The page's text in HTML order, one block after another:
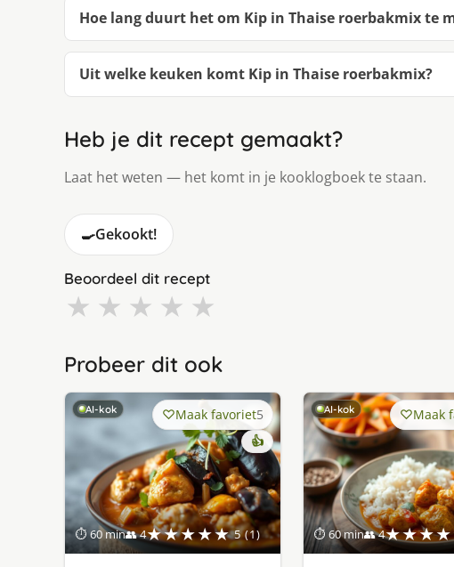
Hoe lang duurt het om Kip in Thaise roerbakmix te
Uit welke keuken komt Kip in Thaise roerbakmix?
Heb je dit recept gemaakt?
Laat het weten — het komt in je kooklogboek te staan.
🍳Gekookt!
Beoordeel dit recept
★ ★ ★ ★ ★
Probeer dit ook
AI-kok
⏱ 60 min👥 4★★★★★ 5 (1)
Maak favoriet5
👍
AI-kok
⏱ 60 min👥 4
Maak